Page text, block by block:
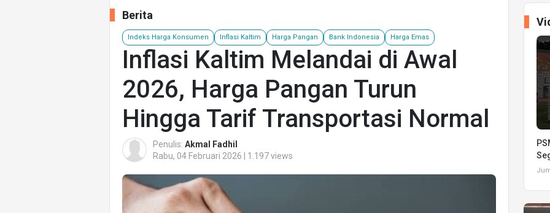
Berita
Indeks Harga Konsumen Inflasi Kaltim Harga Pangan Bank Indonesia Harga Emas
Inflasi Kaltim Melandai di Awal
2026, Harga Pangan Turun
Hingga Tarif Transportasi Normal
Penulis: Akmal Fadhil
Rabu, 04 Februari 2026 | 1.197 views